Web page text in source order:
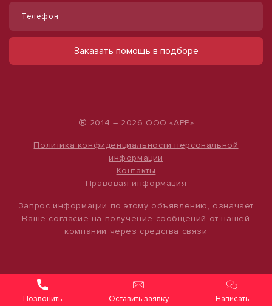
Сдам торговое помещение, 12 м²
ул Халтурина, д. 88
Продам помещение свободного
назначения, 484 м²
Телефон:
Заказать помощь в подборе
® 2014 – 2026 ООО «АРР»
Политика конфиденциальности персональной
информации
Контакты
Правовая информация
Запрос информации по этому объявлению, означает
Ваше согласие на получение сообщений от нашей
компании через средства связи
Оставить заявку Написать